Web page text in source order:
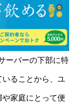
ーバーの下部に特
ることから、ユ
家庭にとって便